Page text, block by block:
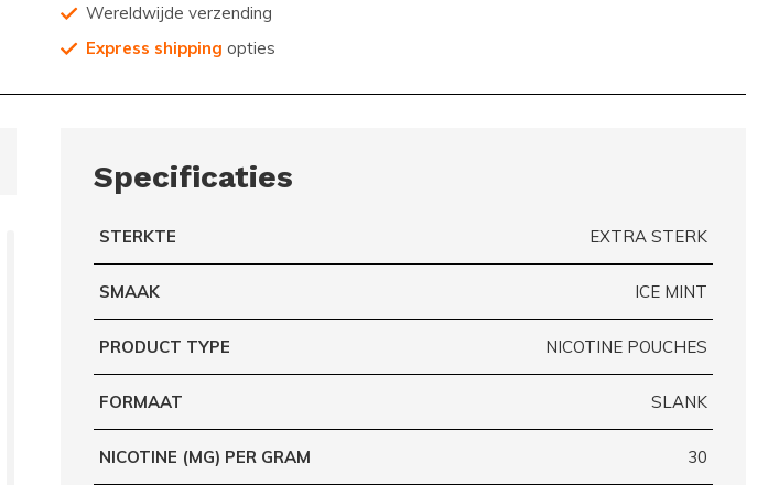
Wereldwijde verzending
Express shipping opties
Specificaties
STERKTE EXTRA STERK
SMAAK ICE MINT
PRODUCT TYPE NICOTINE POUCHES
FORMAAT SLANK
NICOTINE (MG) PER GRAM 30